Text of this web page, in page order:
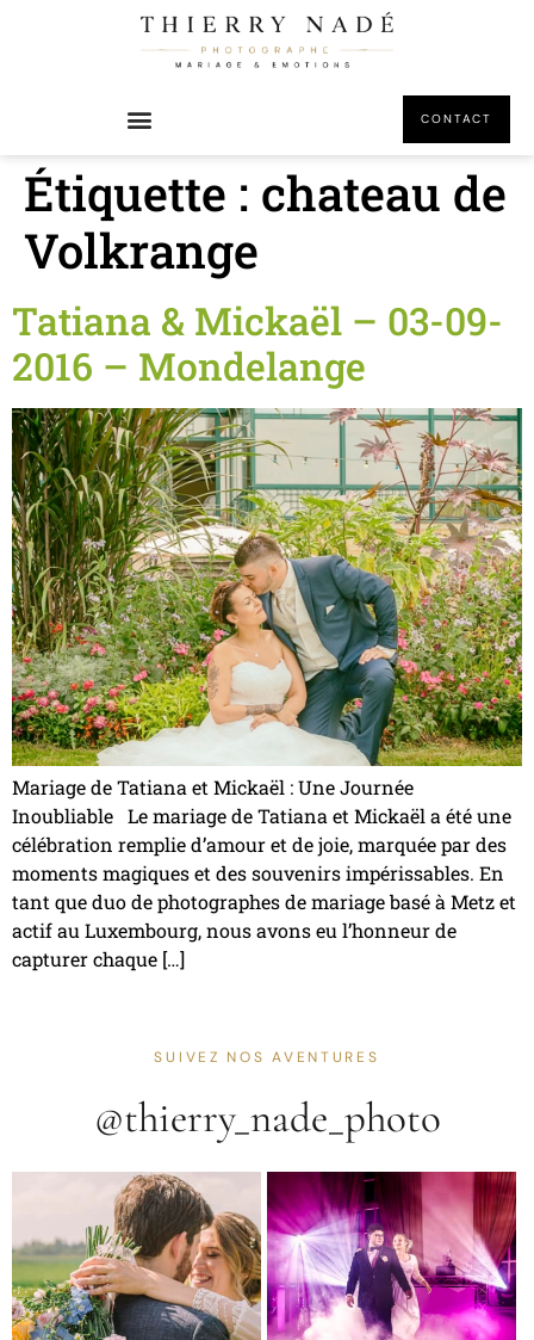
CONTACT
Étiquette : chateau de
Volkrange
Tatiana & Mickaël – 03-09-
2016 – Mondelange
Mariage de Tatiana et Mickaël : Une Journée
Inoubliable Le mariage de Tatiana et Mickaël a été une
célébration remplie d’amour et de joie, marquée par des
moments magiques et des souvenirs impérissables. En
tant que duo de photographes de mariage basé à Metz et
actif au Luxembourg, nous avons eu l’honneur de
capturer chaque […]
SUIVEZ NOS AVENTURES
@thierry_nade_photo